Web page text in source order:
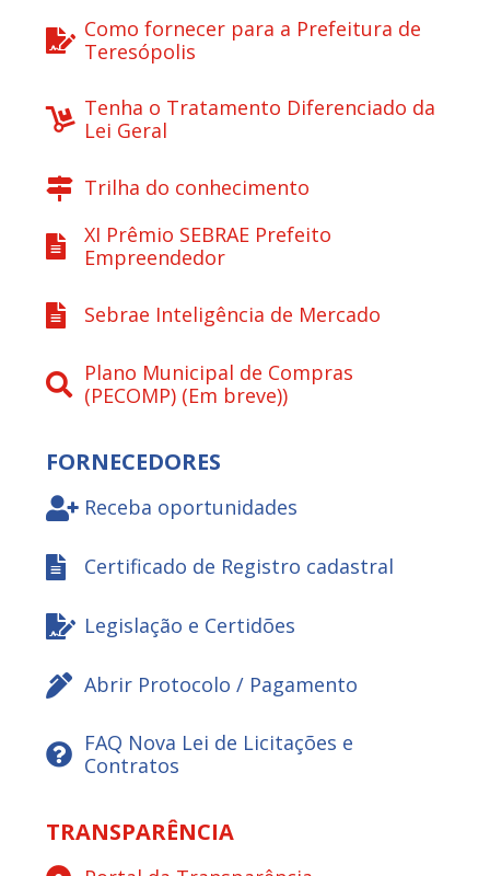
Como fornecer para a Prefeitura de
Teresópolis
Tenha o Tratamento Diferenciado da
Lei Geral
Trilha do conhecimento
XI Prêmio SEBRAE Prefeito
Empreendedor
Sebrae Inteligência de Mercado
Plano Municipal de Compras
(PECOMP) (Em breve))
FORNECEDORES
Receba oportunidades
Certificado de Registro cadastral
Legislação e Certidões
Abrir Protocolo / Pagamento
FAQ Nova Lei de Licitações e
Contratos
TRANSPARÊNCIA